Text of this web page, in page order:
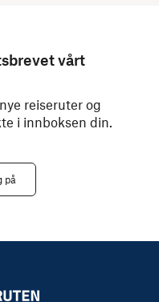
vårt
reiseruter og
i innboksen din.
på